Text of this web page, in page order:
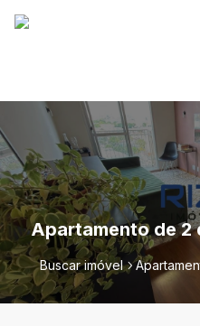
Apartamento de 2
Buscar imóvel